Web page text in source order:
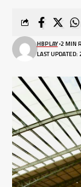
LAST
HBPLAY 2 MIN